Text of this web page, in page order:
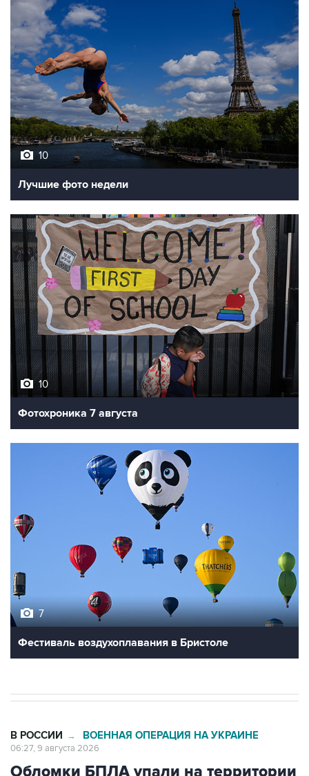
10
Лучшие фото недели
10
Фотохроника 7 августа
7
Фестиваль воздухоплавания в Бристоле
В РОССИИ → ВОЕННАЯ ОПЕРАЦИЯ НА УКРАИНЕ
06:27, 9 августа 2026
Обломки БПЛА упали на территории